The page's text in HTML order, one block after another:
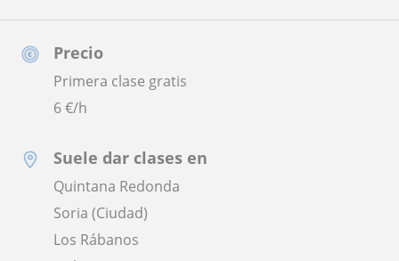
Precio
Primera clase gratis
6€/h
Suele dar clases en
Quintana Redonda
Soria (Ciudad)
Los Rábanos